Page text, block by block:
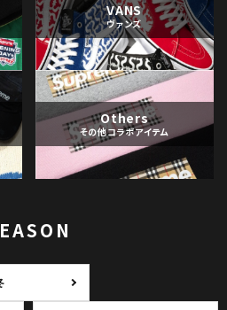
VANS
ヴァンズ
Others
その他コラボアイテム